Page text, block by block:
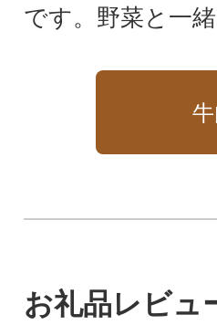
です。野菜と一
お礼品レビュ